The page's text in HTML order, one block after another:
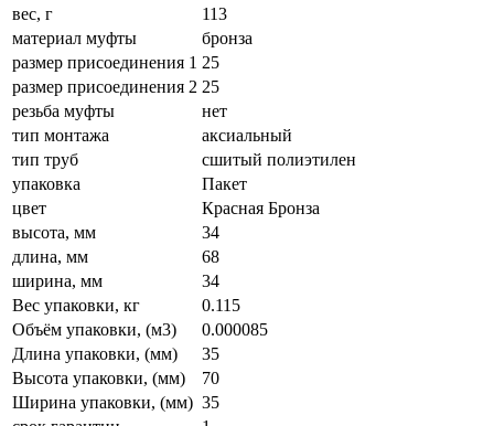
вес, г
113
материал муфты
бронза
размер присоединения 1 25
размер присоединения 2 25
резьба муфты
нет
тип монтажа
аксиальный
тип труб
сшитый полиэтилен
упаковка
Пакет
цвет
Красная Бронза
высота, мм
34
длина, мм
68
ширина, мм
34
Вес упаковки, кг
0.115
Объём упаковки, (м3)
0.000085
Длина упаковки, (мм)
35
Высота упаковки, (мм)
70
Ширина упаковки, (мм) 35